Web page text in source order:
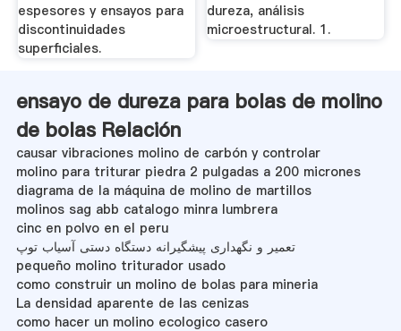
espesores y ensayos para
discontinuidades
superficiales.
dureza, análisis
microestructural. 1.
ensayo de dureza para bolas de molino
de bolas Relación
causar vibraciones molino de carbón y controlar
molino para triturar piedra 2 pulgadas a 200 micrones
diagrama de la máquina de molino de martillos
molinos sag abb catalogo minra lumbrera
cinc en polvo en el peru
تعمیر و نگهداری پیشگیرانه دستگاه دستی آسیاب توپ
pequeño molino triturador usado
como construir un molino de bolas para mineria
La densidad aparente de las cenizas
como hacer un molino ecologico casero